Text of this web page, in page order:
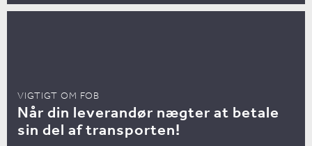
VIGTIGT OM FOB
Når din leverandør nægter at betale
sin del af transporten!